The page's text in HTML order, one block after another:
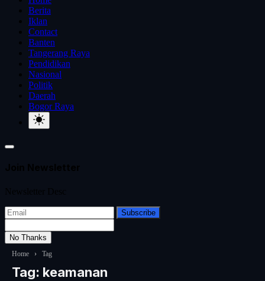
Berita
Iklan
Contact
Banten
Tangerang Raya
Pendidikan
Nasional
Politik
Daerah
Bogor Raya
Subscribe
No Thanks
Home › Tag
Tag: keamanan